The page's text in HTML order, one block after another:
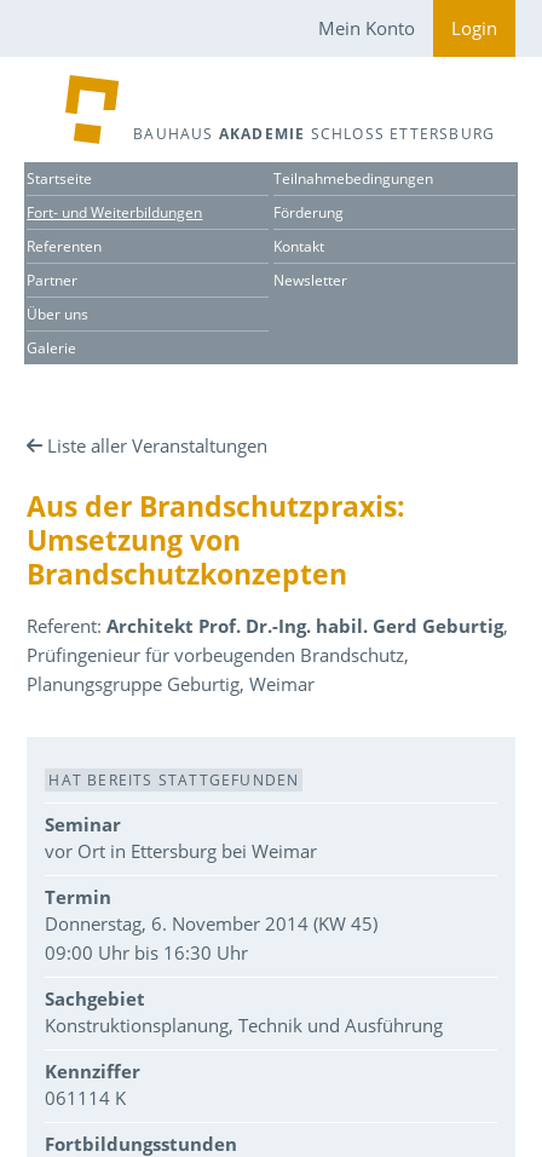
Mein Konto Login
BAUHAUS AKADEMIE SCHLOSS ETTERSBURG
Startseite
Fort- und Weiterbildungen
Referenten
Partner
Über uns
Galerie
Teilnahmebedingungen
Förderung
Kontakt
Newsletter
Liste aller Veranstaltungen
Aus der Brandschutzpraxis:
Umsetzung von
Brandschutzkonzepten
Referent:Architekt Prof. Dr.-Ing. habil. Gerd Geburtig,
Prüfingenieur für vorbeugenden Brandschutz,
Planungsgruppe Geburtig, Weimar
Veranstaltungsdaten
HAT BEREITS STATTGEFUNDEN
Seminar
vor Ort in Ettersburg bei Weimar
Termin
Donnerstag, 6. November 2014 (KW 45)
09:00 Uhr bis 16:30 Uhr
Sachgebiet
Konstruktionsplanung, Technik und Ausführung
Kennziffer
061114 K
Fortbildungsstunden